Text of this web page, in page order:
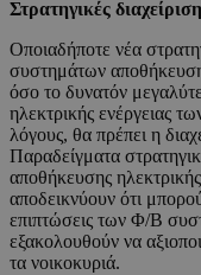
Στρατηγικές
Οποιαδήποτε νέα
συστημάτων
όσο το δυνατόν
ηλεκτρικής ενέργειας
λόγους, θα πρέπει η
Παραδείγματα
αποθήκευσης
αποδεικνύουν ότι
επιπτώσεις των Φ/Β
εξακολουθούν να
τα νοικοκυριά.